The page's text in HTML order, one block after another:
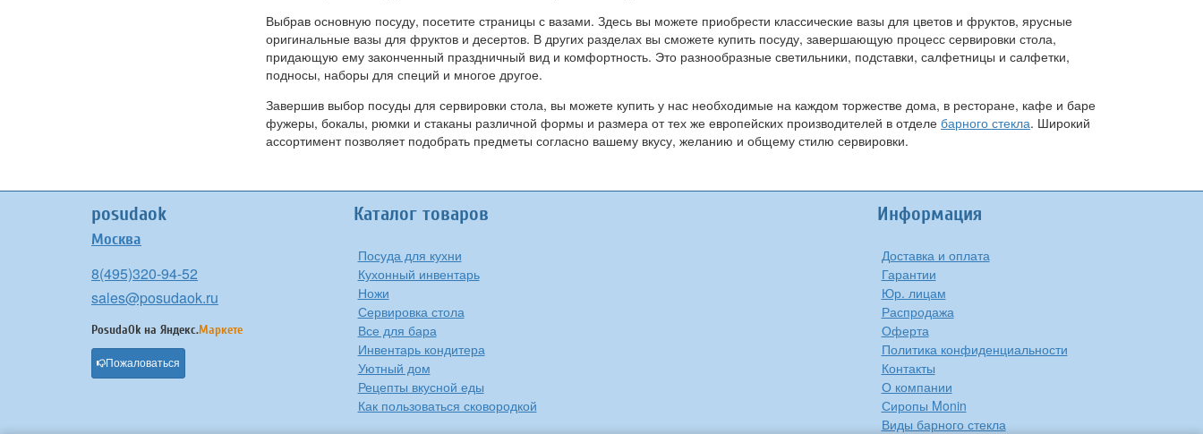
Выбрав основную посуду, посетите страницы с вазами. Здесь вы можете приобрести классические вазы для цветов и фруктов, ярусные
оригинальные вазы для фруктов и десертов. В других разделах вы сможете купить посуду, завершающую процесс сервировки стола,
придающую ему законченный праздничный вид и комфортность. Это разнообразные светильники, подставки, салфетницы и салфетки,
подносы, наборы для специй и многое другое.
Завершив выбор посуды для сервировки стола, вы можете купить у нас необходимые на каждом торжестве дома, в ресторане, кафе и баре
фужеры, бокалы, рюмки и стаканы различной формы и размера от тех же европейских производителей в отделе барного стекла. Широкий
ассортимент позволяет подобрать предметы согласно вашему вкусу, желанию и общему стилю сервировки.
posudaok
Москва
8(495)320-94-52
sales@posudaok.ru
PosudaOk на Яндекс.Маркете
Пожаловаться
Каталог товаров
Посуда для кухни
Кухонный инвентарь
Ножи
Сервировка стола
Все для бара
Инвентарь кондитера
Уютный дом
Рецепты вкусной еды
Как пользоваться сковородкой
Информация
Доставка и оплата
Гарантии
Юр. лицам
Распродажа
Оферта
Политика конфиденциальности
Контакты
О компании
Сиропы Monin
Виды барного стекла